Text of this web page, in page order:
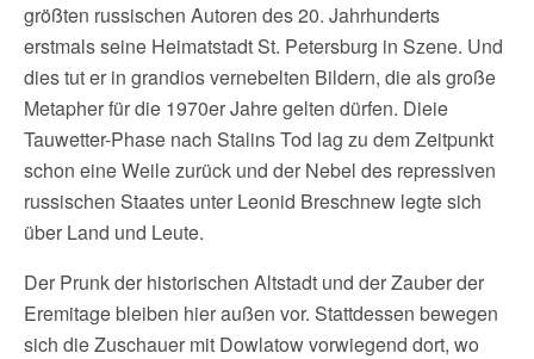
größten russischen Autoren des 20. Jahrhunderts
erstmals seine Heimatstadt St. Petersburg in Szene. Und
dies tut er in grandios vernebelten Bildern, die als große
Metapher für die 1970er Jahre gelten dürfen. Dieie
Tauwetter-Phase nach Stalins Tod lag zu dem Zeitpunkt
schon eine Weile zurück und der Nebel des repressiven
russischen Staates unter Leonid Breschnew legte sich
über Land und Leute.
Der Prunk der historischen Altstadt und der Zauber der
Eremitage bleiben hier außen vor. Stattdessen bewegen
sich die Zuschauer mit Dowlatow vorwiegend dort, wo